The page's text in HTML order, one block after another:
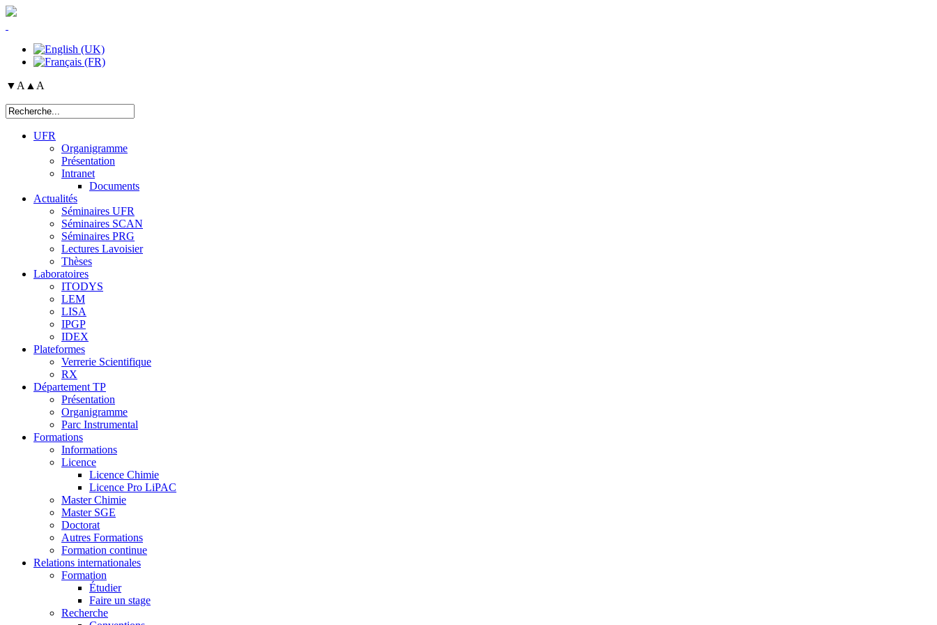
▼A ▲A
UFR
Organigramme
Présentation
Intranet
Documents
Actualités
Séminaires UFR
Séminaires SCAN
Séminaires PRG
Lectures Lavoisier
Thèses
Laboratoires
ITODYS
LEM
LISA
IPGP
IDEX
Plateformes
Verrerie Scientifique
RX
Département TP
Présentation
Organigramme
Parc Instrumental
Formations
Informations
Licence
Licence Chimie
Licence Pro LiPAC
Master Chimie
Master SGE
Doctorat
Autres Formations
Formation continue
Relations internationales
Formation
Étudier
Faire un stage
Recherche